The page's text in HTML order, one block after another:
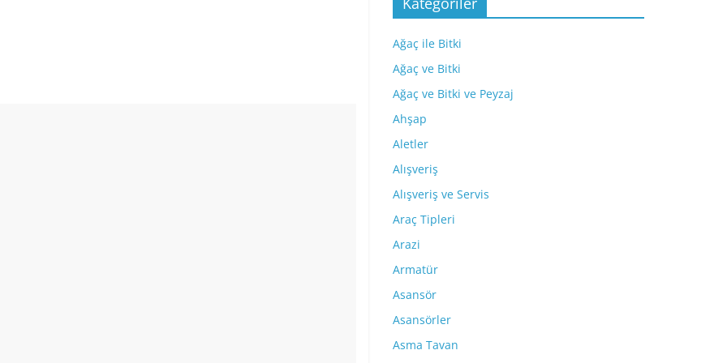
Ağaç ile Bitki
Ağaç ve Bitki
Ağaç ve Bitki ve Peyzaj
Ahşap
Aletler
Alışveriş
Alışveriş ve Servis
Araç Tipleri
Arazi
Armatür
Asansör
Asansörler
Asma Tavan